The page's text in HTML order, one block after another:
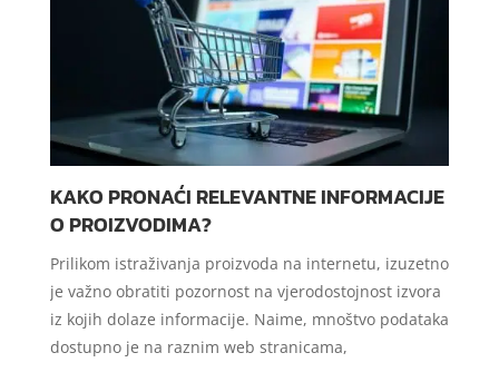
KAKO PRONAĆI RELEVANTNE INFORMACIJE
O PROIZVODIMA?
Prilikom istraživanja proizvoda na internetu, izuzetno
je važno obratiti pozornost na vjerodostojnost izvora
iz kojih dolaze informacije. Naime, mnoštvo podataka
dostupno je na raznim web stranicama,